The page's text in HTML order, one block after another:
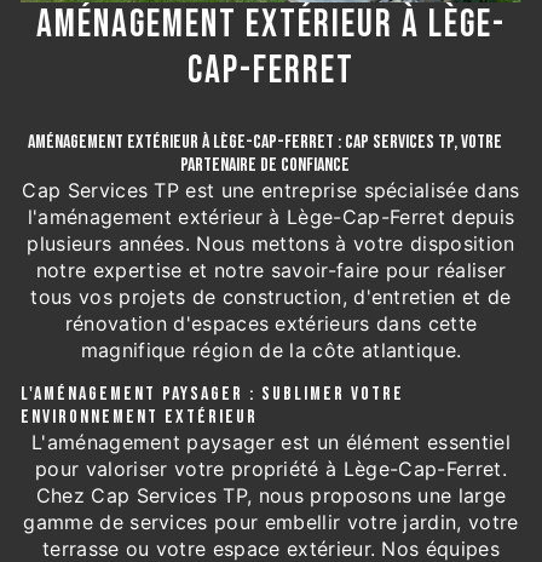
AMÉNAGEMENT EXTÉRIEUR À LÈGE-
CAP-FERRET
AMÉNAGEMENT EXTÉRIEUR À LÈGE-CAP-FERRET : CAP SERVICES TP, VOTRE
PARTENAIRE DE CONFIANCE
Cap Services TP est une entreprise spécialisée dans
l'aménagement extérieur à Lège-Cap-Ferret depuis
plusieurs années. Nous mettons à votre disposition
notre expertise et notre savoir-faire pour réaliser
tous vos projets de construction, d'entretien et de
rénovation d'espaces extérieurs dans cette
magnifique région de la côte atlantique.
L'AMÉNAGEMENT PAYSAGER : SUBLIMER VOTRE
ENVIRONNEMENT EXTÉRIEUR
L'aménagement paysager est un élément essentiel
pour valoriser votre propriété à Lège-Cap-Ferret.
Chez Cap Services TP, nous proposons une large
gamme de services pour embellir votre jardin, votre
terrasse ou votre espace extérieur. Nos équipes